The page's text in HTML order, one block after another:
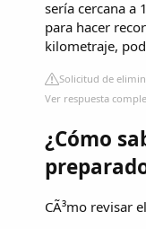
sería cercana a
para hacer
kilometraje,
Solicitud de
Ver respuesta
¿Cómo
CÃ³mo revisar